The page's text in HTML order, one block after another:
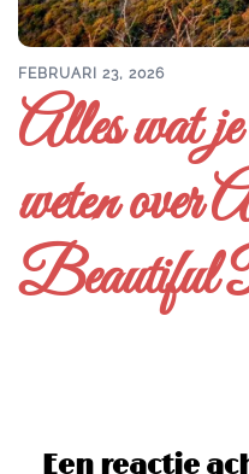
FEBRUARI 23, 2026
Alles wat
weten over
Beautiful
Een reactie